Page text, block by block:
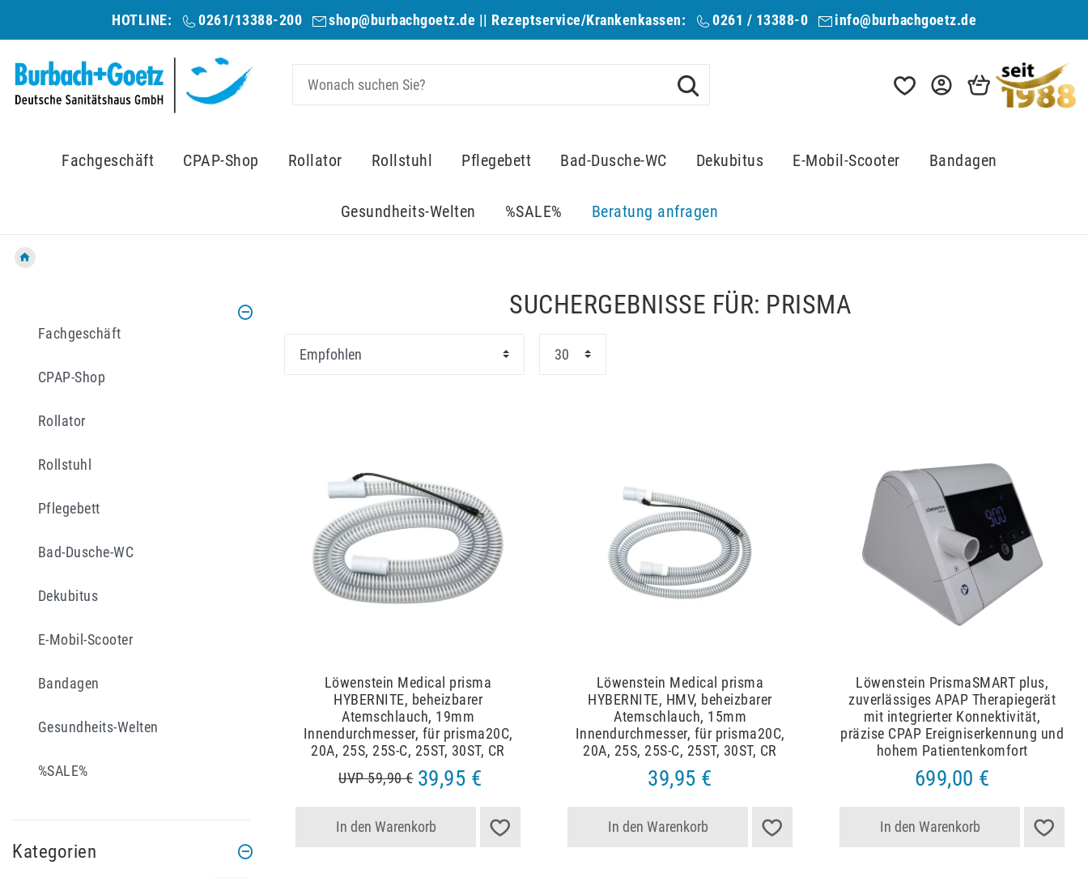
HOTLINE: 0261/13388-200 shop@burbachgoetz.de || Rezeptservice/Krankenkassen: 0261 / 13388-0 info@burbachgoetz.de
Fachgeschäft CPAP-Shop Rollator Rollstuhl Pflegebett Bad-Dusche-WC Dekubitus E-Mobil-Scooter Bandagen
Gesundheits-Welten %SALE% Beratung anfragen
Fachgeschäft
CPAP-Shop
Rollator
Rollstuhl
Pflegebett
Bad-Dusche-WC
Dekubitus
E-Mobil-Scooter
Bandagen
Gesundheits-Welten
%SALE%
Kategorien
SUCHERGEBNISSE FÜR: PRISMA
Löwenstein Medical prisma
HYBERNITE, beheizbarer
Atemschlauch, 19mm
Innendurchmesser, für prisma20C,
20A, 25S, 25S-C, 25ST, 30ST, CR
UVP 59,90 € 39,95 €
In den Warenkorb
Löwenstein Medical prisma
HYBERNITE, HMV, beheizbarer
Atemschlauch, 15mm
Innendurchmesser, für prisma20C,
20A, 25S, 25S-C, 25ST, 30ST, CR
39,95 €
In den Warenkorb
Löwenstein PrismaSMART plus,
zuverlässiges APAP Therapiegerät
mit integrierter Konnektivität,
präzise CPAP Ereigniserkennung und
hohem Patientenkomfort
699,00 €
In den Warenkorb